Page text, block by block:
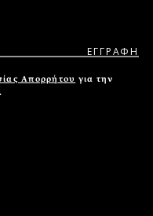
Απορρήτου για την